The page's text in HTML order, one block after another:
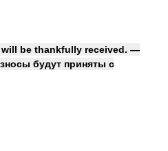
be thankfully received. —
будут приняты с